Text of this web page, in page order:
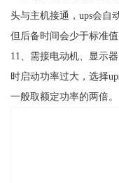
头与主机接通，ups会自
但后备时间会少于标准值
11、需接电动机、显示
时启动功率过大，选择
一般取额定功率的两倍。